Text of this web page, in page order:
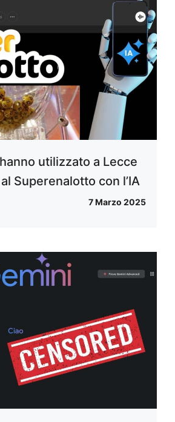
utilizzato a Lecce
Superenalotto con l’IA
7 Marzo 2025